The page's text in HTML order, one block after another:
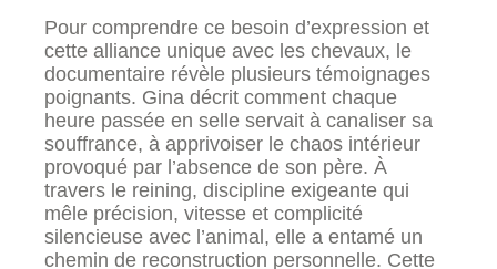
Pour comprendre ce besoin d’expression et
cette alliance unique avec les chevaux, le
documentaire révèle plusieurs témoignages
poignants. Gina décrit comment chaque
heure passée en selle servait à canaliser sa
souffrance, à apprivoiser le chaos intérieur
provoqué par l’absence de son père. À
travers le reining, discipline exigeante qui
mêle précision, vitesse et complicité
silencieuse avec l’animal, elle a entamé un
chemin de reconstruction personnelle. Cette